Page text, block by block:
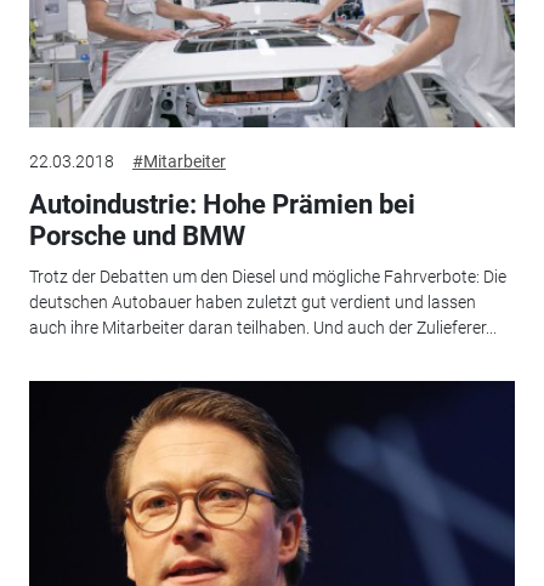
22.03.2018 #Mitarbeiter
Autoindustrie: Hohe Prämien bei
Porsche und BMW
Trotz der Debatten um den Diesel und mögliche Fahrverbote: Die
deutschen Autobauer haben zuletzt gut verdient und lassen
auch ihre Mitarbeiter daran teilhaben. Und auch der Zulieferer...